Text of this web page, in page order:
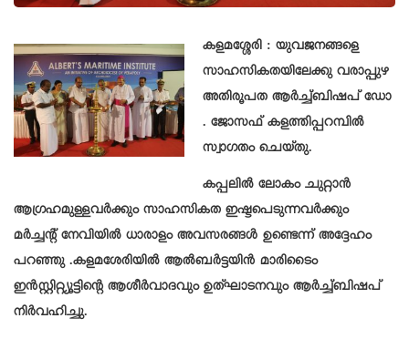
കളമശ്ശേരി : യുവജനങ്ങളെ
സാഹസികതയിലേക്കു വരാപ്പുഴ
അതിരൂപത ആർച്ച്ബിഷപ് ഡോ
. ജോസഫ് കളത്തിപ്പറമ്പിൽ
സ്വാഗതം ചെയ്‌തു.
കപ്പലിൽ ലോകം ചുറ്റാൻ
ആഗ്രഹമുള്ളവർക്കും സാഹസികത ഇഷ്ടപെടുന്നവർക്കും
മർച്ചന്റ് നേവിയിൽ ധാരാളം അവസരങ്ങൾ ഉണ്ടെന്ന് അദ്ദേഹം
പറഞ്ഞു .കളമശേരിയിൽ ആൽബർട്ടയിൻ മാരിടൈം
ഇൻസ്റ്റിറ്റ്യൂട്ടിന്റെ ആശീർവാദവും ഉത്ഘാടനവും ആർച്ച്ബിഷപ്
നിർവഹിച്ചു.